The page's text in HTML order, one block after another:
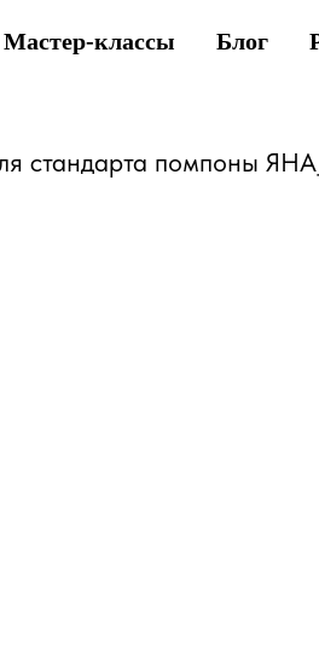
Мастер-классы Блог
стандарта помпоны